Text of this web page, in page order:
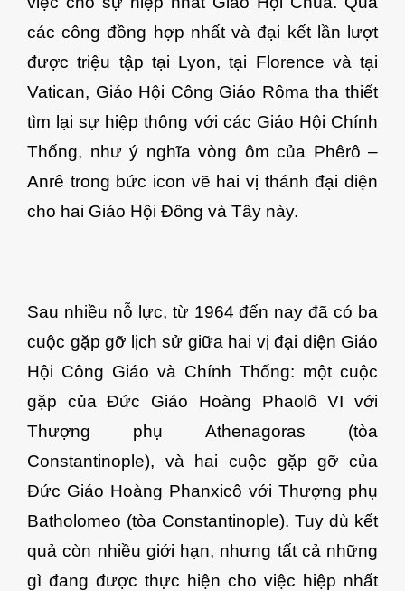
các công đồng hợp nhất và đại kết lần lượt
được triệu tập tại Lyon, tại Florence và tại
Vatican, Giáo Hội Công Giáo Rôma tha thiết
tìm lại sự hiệp thông với các Giáo Hội Chính
Thống, như ý nghĩa vòng ôm của Phêrô –
Anrê trong bức icon vẽ hai vị thánh đại diện
cho hai Giáo Hội Đông và Tây này.
Sau nhiều nỗ lực, từ 1964 đến nay đã có ba
cuộc gặp gỡ lịch sử giữa hai vị đại diện Giáo
Hội Công Giáo và Chính Thống: một cuộc
gặp của Đức Giáo Hoàng Phaolô VI với
Thượng phụ Athenagoras (tòa
Constantinople), và hai cuộc gặp gỡ của
Đức Giáo Hoàng Phanxicô với Thượng phụ
Batholomeo (tòa Constantinople). Tuy dù kết
quả còn nhiều giới hạn, nhưng tất cả những
gì đang được thực hiện cho việc hiệp nhất